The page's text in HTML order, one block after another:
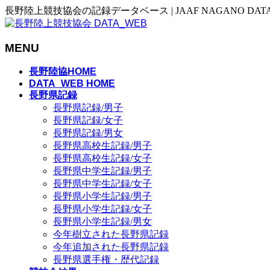
長野陸上競技協会の記録データベース | JAAF NAGANO
MENU
長野陸協HOME
DATA_WEB HOME
長野県記録
長野県記録/男子
長野県記録/女子
長野県記録/男女
長野県高校生記録/男子
長野県高校生記録/女子
長野県中学生記録/男子
長野県中学生記録/女子
長野県小学生記録/男子
長野県小学生記録/女子
長野県小学生記録/男女
今年樹立された長野県記録
今年追加された長野県記録
長野県選手権・歴代記録